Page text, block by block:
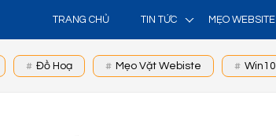
TRANG CHỦ TIN TỨC MẸO WEBSITE
Đồ Hoạ Mẹo Vặt Webiste Win10